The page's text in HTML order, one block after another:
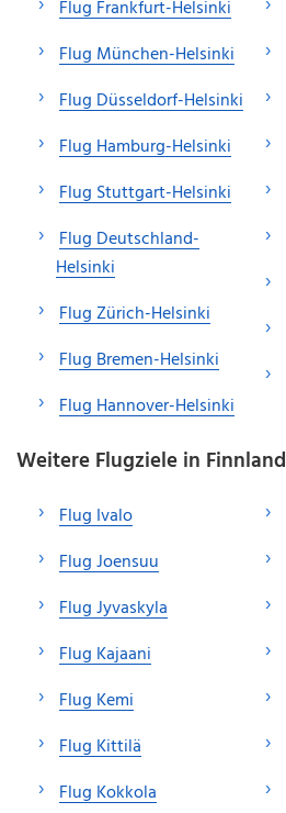
Flug Frankfurt-Helsinki
Flug München-Helsinki
Flug Düsseldorf-Helsinki
Flug Hamburg-Helsinki
Flug Stuttgart-Helsinki
Flug Deutschland-
Helsinki
Flug Zürich-Helsinki
Flug Bremen-Helsinki
Flug Hannover-Helsinki
Weitere Flugziele in Finnland
Flug Ivalo
Flug Joensuu
Flug Jyvaskyla
Flug Kajaani
Flug Kemi
Flug Kittilä
Flug Kokkola